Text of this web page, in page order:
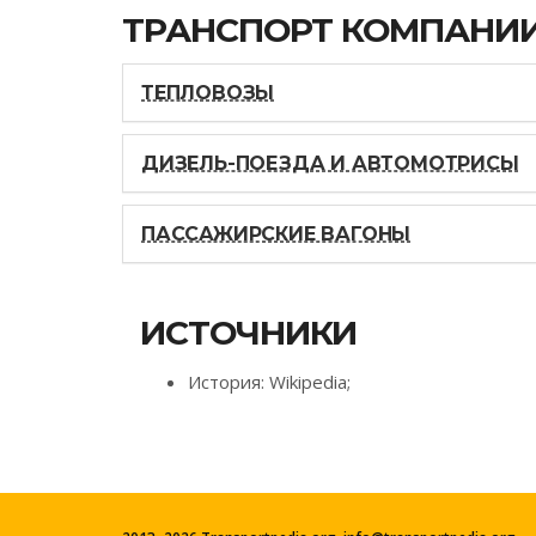
ТРАНСПОРТ
ТЕПЛОВОЗЫ
ДИЗЕЛЬ-ПОЕЗДА И АВТОМОТРИСЫ
ПАССАЖИРСКИЕ ВАГОНЫ
ИСТОЧНИКИ
История: Wikipedia;